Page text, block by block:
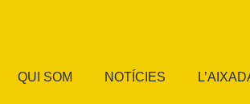
QUI SOM NOTÍCIES